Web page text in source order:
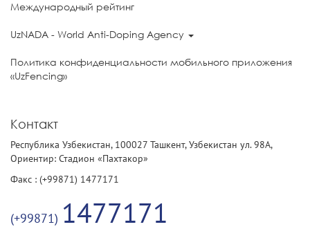
Международный рейтинг
UzNADA - World Anti-Doping Agency
Политика конфиденциальности мобильного приложения
«UzFencing»
Контакт
Республика Узбекистан, 100027 Ташкент, Узбекистан ул. 98А,
Ориентир: Стадион «Пахтакор»
Факс : (+99871) 1477171
(+99871) 1477171